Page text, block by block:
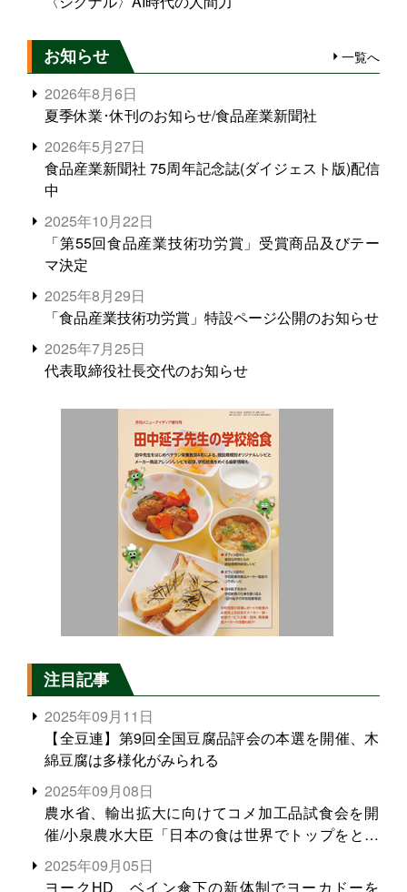
お知らせ 一覧へ
2026年8月6日
夏季休業･休刊のお知らせ/食品産業新聞社
2026年5月27日
食品産業新聞社 75周年記念誌(ダイジェスト版)配信
中
2025年10月22日
「第55回食品産業技術功労賞」受賞商品及びテー
マ決定
2025年8月29日
「食品産業技術功労賞」特設ページ公開のお知らせ
2025年7月25日
代表取締役社長交代のお知らせ
注目記事
2025年09月11日
【全豆連】第9回全国豆腐品評会の本選を開催、木
綿豆腐は多様化がみられる
2025年09月08日
農水省、輸出拡大に向けてコメ加工品試食会を開
催/小泉農水大臣「日本の食は世界でトップをとれ
る。米増産に向けて、米輸出需要の拡大を」
2025年09月05日
ヨークHD、ベイン傘下の新体制でヨーカドーを